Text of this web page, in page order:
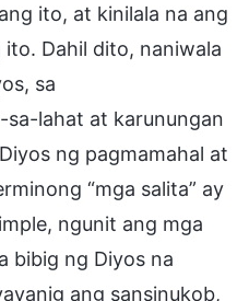
ito, at kinilala na ang
Dahil dito, naniwala
sa
lahat at karunungan
ng pagmamahal at
“mga salita” ay
ngunit ang mga
bibig ng Diyos na
ang sansinukob,